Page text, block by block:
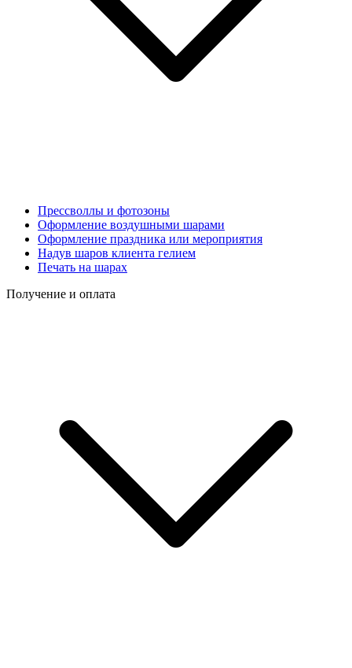
Прессволлы и фотозоны
Оформление воздушными шарами
Оформление праздника или мероприятия
Надув шаров клиента гелием
Печать на шарах
Получение и оплата